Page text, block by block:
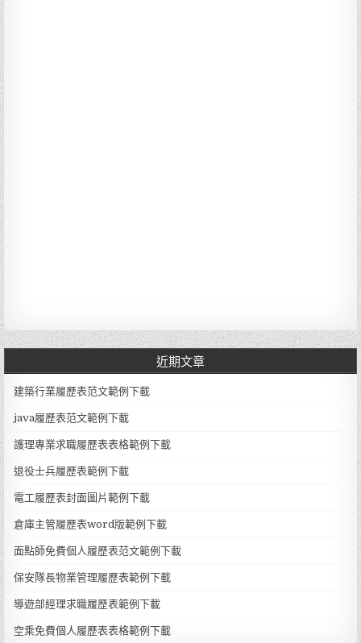
近期文章
建築行業履歷表范文範例下載
java履歷表范文範例下載
護理專業求職履歷表表格範例下載
退役士兵履歷表範例下載
電工履歷表封面圖片範例下載
倉庫主管履歷表word版範例下載
面點師免費個人履歷表范文範例下載
保安隊長物業管理履歷表範例下載
導遊部經理求職履歷表範例下載
空乘免費個人履歷表表格範例下載